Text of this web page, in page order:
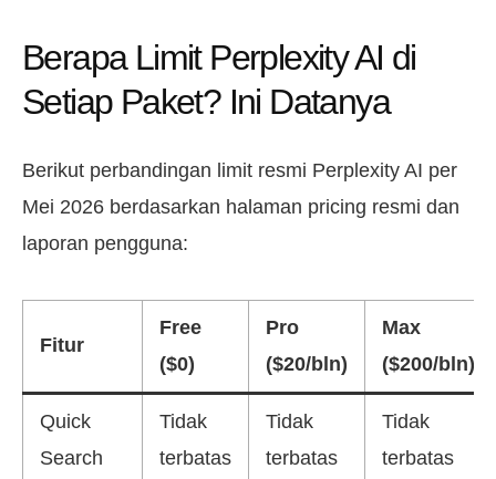
Berapa Limit Perplexity AI di
Setiap Paket? Ini Datanya
Berikut perbandingan limit resmi Perplexity AI per
Mei 2026 berdasarkan halaman pricing resmi dan
laporan pengguna:
Fitur
Free
($0)
Pro
($20/bln)
Max
($200/bln)
Quick
Search
Tidak
terbatas
Tidak
terbatas
Tidak
terbatas